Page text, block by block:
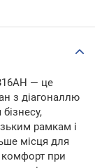
— це
з діагоналлю
рамкам і
місця для
комфорт при